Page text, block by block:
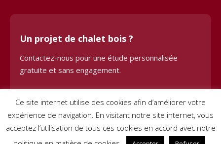
Un projet de chalet bois ?
Contactez-nous pour une étude personnalisée
gratuite et sans engagement.
Demander une étude
Ce site internet utilise des cookies afin d’améliorer votre
expérience de navigation. En visitant notre site internet, vous
acceptez l’utilisation de tous ces cookies en accord avec notre